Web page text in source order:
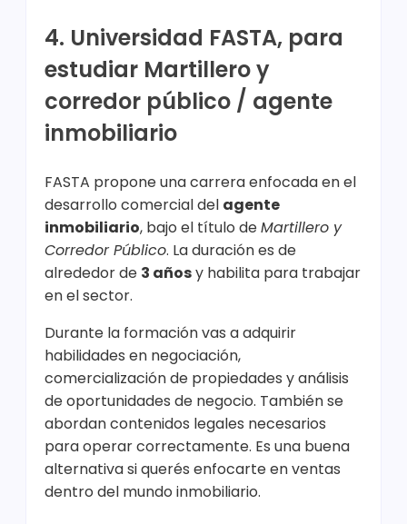
4. Universidad FASTA, para
estudiar Martillero y
corredor público / agente
inmobiliario
FASTA propone una carrera enfocada en el
desarrollo comercial del agente
inmobiliario, bajo el título deMartillero y
Corredor Público. La duración es de
alrededor de 3 añosy habilita para trabajar
en el sector.
Durante la formación vas a adquirir
habilidades en negociación,
comercialización de propiedades y análisis
de oportunidades de negocio. También se
abordan contenidos legales necesarios
para operar correctamente. Es una buena
alternativa si querés enfocarte en ventas
dentro del mundo inmobiliario.